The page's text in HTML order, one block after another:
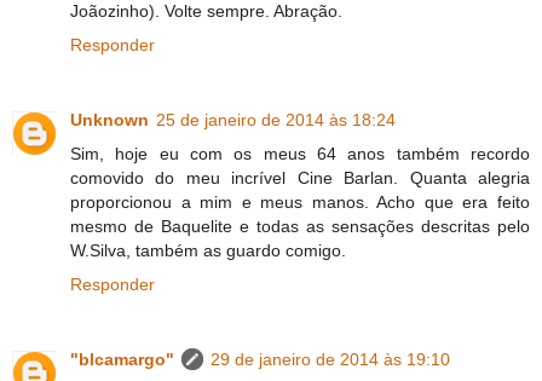
Joãozinho). Volte sempre. Abração.
Responder
Unknown 25 de janeiro de 2014 às 18:24
Sim, hoje eu com os meus 64 anos também recordo
comovido do meu incrível Cine Barlan. Quanta alegria
proporcionou a mim e meus manos. Acho que era feito
mesmo de Baquelite e todas as sensações descritas pelo
W.Silva, também as guardo comigo.
Responder
"blcamargo"
29 de janeiro de 2014 às 19:10